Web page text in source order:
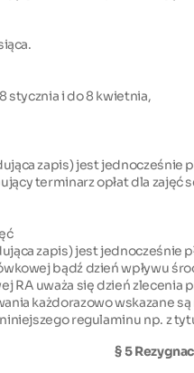
stycznia i do 8 kwietnia,
zapis) jest jednocześnie
terminarz opłat dla zajęć
zapis) jest jednocześnie
bądź dzień wpływu
RA uważa się dzień zlecenia
każdorazowo
regulaminu np. z
§ 5